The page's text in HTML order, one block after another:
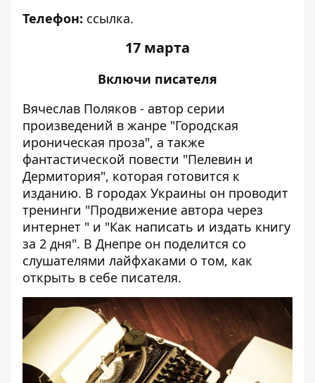
Телефон: ссылка.
17 марта
Включи писателя
Вячеслав Поляков - автор серии
произведений в жанре "Городская
ироническая проза", а также
фантастической повести "Пелевин и
Дермитория", которая готовится к
изданию. В городах Украины он проводит
тренинги "Продвижение автора через
интернет " и "Как написать и издать книгу
за 2 дня". В Днепре он поделится со
слушателями лайфхаками о том, как
открыть в себе писателя.